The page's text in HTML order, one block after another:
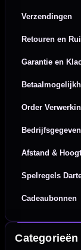
Verzendingen
Retouren en
Garantie en
Order
Afstand &
Spelregels
Cadeaubonnen
Categorieën